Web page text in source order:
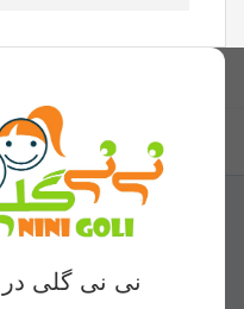
نی نی گلی در
منوی وب‌سایت